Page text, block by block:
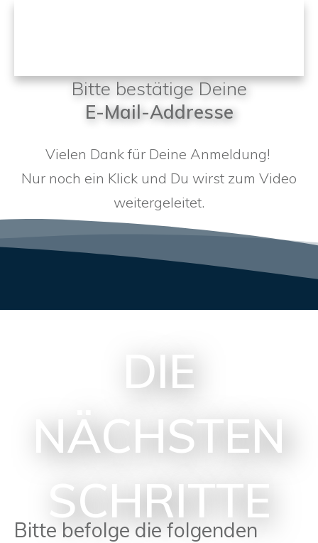
Bitte bestätige Deine
E-Mail-Addresse
Vielen Dank für Deine Anmeldung!
Nur noch ein Klick und Du wirst zum Video
weitergeleitet.
DIE
NÄCHSTEN
SCHRITTE
Bitte befolge die folgenden